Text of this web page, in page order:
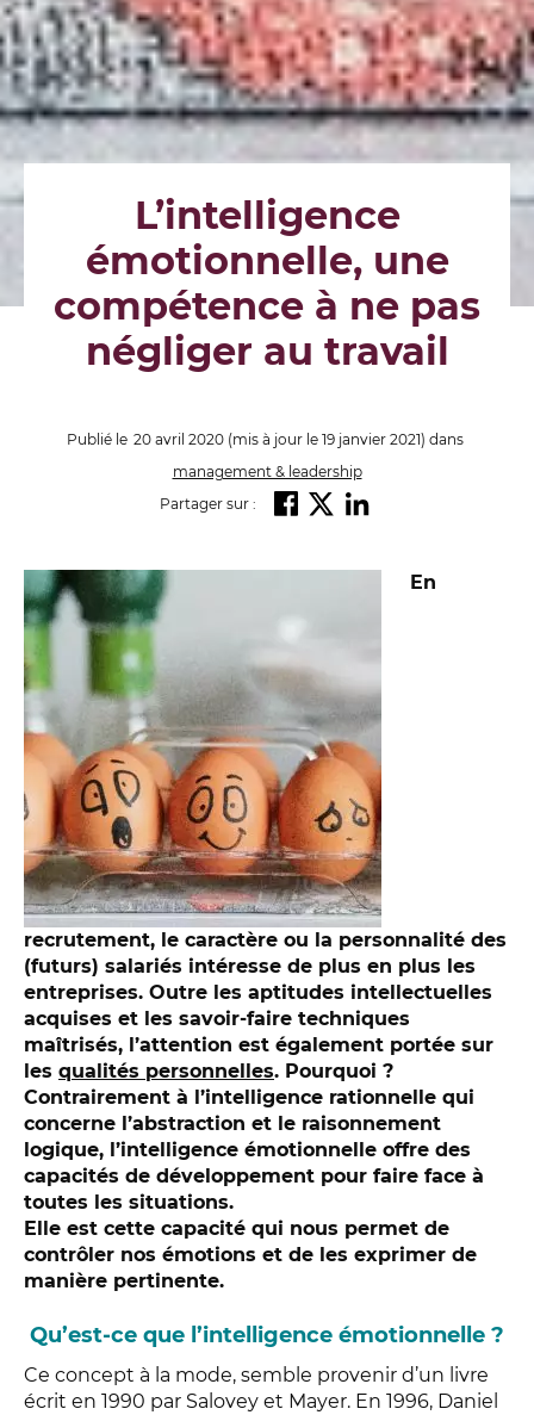
L’intelligence
émotionnelle, une
compétence à ne pas
négliger au travail
Publié le 20 avril 2020 (mis à jour le 19 janvier 2021) dans
management & leadership
Partager sur :
En
recrutement, le caractère ou la personnalité des
(futurs) salariés intéresse de plus en plus les
entreprises. Outre les aptitudes intellectuelles
acquises et les savoir-faire techniques
maîtrisés, l’attention est également portée sur
les qualités personnelles. Pourquoi ?
Contrairement à l’intelligence rationnelle qui
concerne l’abstraction et le raisonnement
logique, l’intelligence émotionnelle offre des
capacités de développement pour faire face à
toutes les situations.
Elle est cette capacité qui nous permet de
contrôler nos émotions et de les exprimer de
manière pertinente.
Qu’est-ce que l’intelligence émotionnelle ?
Ce concept à la mode, semble provenir d’un livre
écrit en 1990 par Salovey et Mayer. En 1996, Daniel